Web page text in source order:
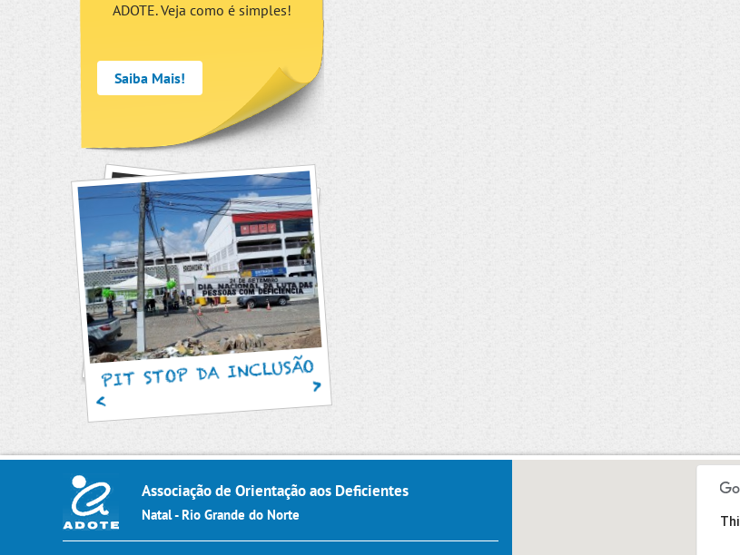
ADOTE. Veja como é simples!
Saiba Mais!
PIT STOP DA INCLUSÃO
Associação de Orientação aos Deficientes
Natal - Rio Grande do Norte